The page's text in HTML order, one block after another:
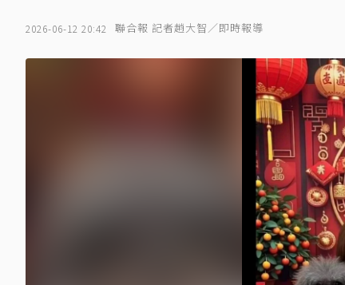
2026-06-12 20:42 聯合報 記者趙大智／即時報導